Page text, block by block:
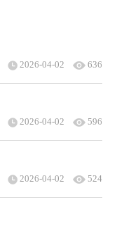
2026-04-02
636
2026-04-02
596
2026-04-02
524